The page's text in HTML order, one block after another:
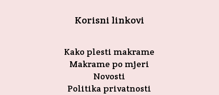
Korisni linkovi
Kako plesti makrame
Makrame po mjeri
Novosti
Politika privatnosti